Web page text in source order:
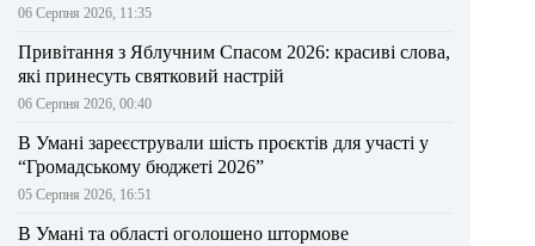
06 Серпня 2026, 11:35
Привітання з Яблучним Спасом 2026: красиві слова,
які принесуть святковий настрій
06 Серпня 2026, 00:40
В Умані зареєстрували шість проєктів для участі у
“Громадському бюджеті 2026”
05 Серпня 2026, 16:51
В Умані та області оголошено штормове